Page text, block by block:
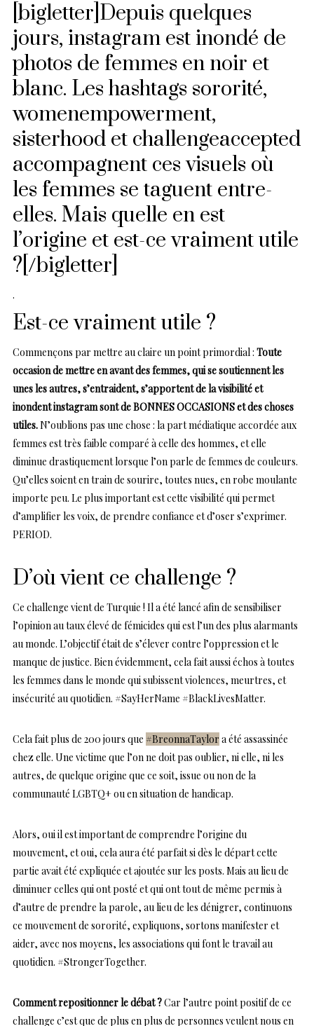
[bigletter]Depuis quelques
jours, instagram est inondé de
photos de femmes en noir et
blanc. Les hashtags sororité,
womenempowerment,
sisterhood et challengeaccepted
accompagnent ces visuels où
les femmes se taguent entre-
elles. Mais quelle en est
l’origine et est-ce vraiment utile
?[/bigletter]
.
Est-ce vraiment utile ?
Commençons par mettre au claire un point primordial : Toute
occasion de mettre en avant des femmes, qui se soutiennent les
unes les autres, s’entraident, s’apportent de la visibilité et
inondent instagram sont de BONNES OCCASIONS et des choses
utiles.N’oublions pas une chose : la part médiatique accordée aux
femmes est très faible comparé à celle des hommes, et elle
diminue drastiquement lorsque l’on parle de femmes de couleurs.
Qu’elles soient en train de sourire, toutes nues, en robe moulante
importe peu. Le plus important est cette visibilité qui permet
d’amplifier les voix, de prendre confiance et d’oser s’exprimer.
PERIOD.
D’où vient ce challenge ?
Ce challenge vient de Turquie ! Il a été lancé afin de sensibiliser
l’opinion au taux élevé de fémicides qui est l’un des plus alarmants
au monde. L’objectif était de s’élever contre l’oppression et le
manque de justice. Bien évidemment, cela fait aussi échos à toutes
les femmes dans le monde qui subissent violences, meurtres, et
insécurité au quotidien. #SayHerName #BlackLivesMatter.
Cela fait plus de 200 jours que #BreonnaTaylor a été assassinée
chez elle. Une victime que l’on ne doit pas oublier, ni elle, ni les
autres, de quelque origine que ce soit, issue ou non de la
communauté LGBTQ+ ou en situation de handicap.
Alors, oui il est important de comprendre l’origine du
mouvement, et oui, cela aura été parfait si dès le départ cette
partie avait été expliquée et ajoutée sur les posts. Mais au lieu de
diminuer celles qui ont posté et qui ont tout de même permis à
d’autre de prendre la parole, au lieu de les dénigrer, continuons
ce mouvement de sororité, expliquons, sortons manifester et
aider, avec nos moyens, les associations qui font le travail au
quotidien. #StrongerTogether.
Comment repositionner le débat ?Car l’autre point positif de ce
challenge c’est que de plus en plus de personnes veulent nous en